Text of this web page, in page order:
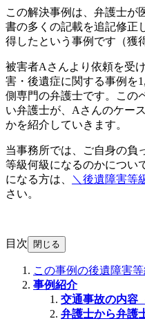
この解決事例は、弁護士が
書の多くの記載を追記修正
得したという事例です（獲
被害者Aさんより依頼を受
害・後遺症に関する事例を
側専門の弁護士です。この
い弁護士が、Aさんのケー
かを紹介していきます。
当事務所では、ご自身の負
等級何級になるのかについ
になる方は、
＼後遺障害等
さい。
目次 閉じる
この事例の後遺障害
事例紹介
交通事故の内容
弁護士から弁護